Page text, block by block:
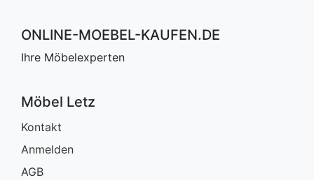
ONLINE-MOEBEL-KAUFEN.DE
Ihre Möbelexperten
Möbel Letz
Kontakt
Anmelden
AGB